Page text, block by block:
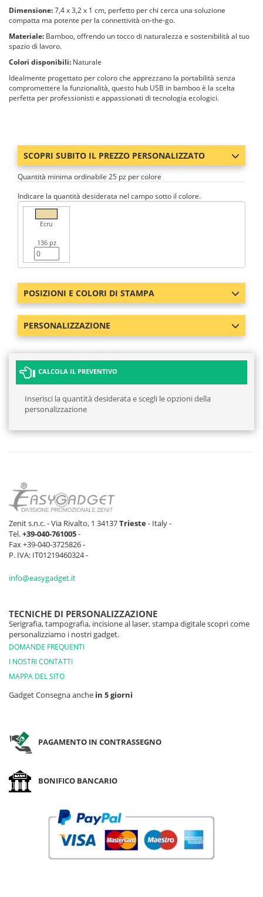
Dimensione:7,4 x 3,2 x 1 cm, perfetto per chi cerca una soluzione
compatta ma potente per la connettività on-the-go.
Materiale: Bamboo, offrendo un tocco di naturalezza e sostenibilità al tuo
spazio di lavoro.
Colori disponibili: Naturale
Idealmente progettato per coloro che apprezzano la portabilità senza
compromettere la funzionalità, questo hub USB in bamboo è la scelta
perfetta per professionisti e appassionati di tecnologia ecologici.
SCOPRI SUBITO IL PREZZO PERSONALIZZATO
Quantità minima ordinabile 25 pz per colore
Indicare la quantità desiderata nel campo sotto il colore.
Ecru
136 pz
POSIZIONI E COLORI DI STAMPA
PERSONALIZZAZIONE
CALCOLA IL PREVENTIVO
Inserisci la quantità desiderata e scegli le opzioni della
personalizzazione
Zenit s.n.c. - Via Rivalto, 1 34137Trieste- Italy -
Tel.+39-040-761005-
Fax +39-040-3725826 -
P. IVA: IT01219460324 -
info@easygadget.it
TECNICHE DI PERSONALIZZAZIONE
Serigrafia, tampografia, incisione al laser, stampa digitale scopri come
personalizziamo i nostri gadget.
DOMANDE FREQUENTI
I NOSTRI CONTATTI
MAPPA DEL SITO
Gadget Consegna anche in 5 giorni
PAGAMENTO IN CONTRASSEGNO
BONIFICO BANCARIO